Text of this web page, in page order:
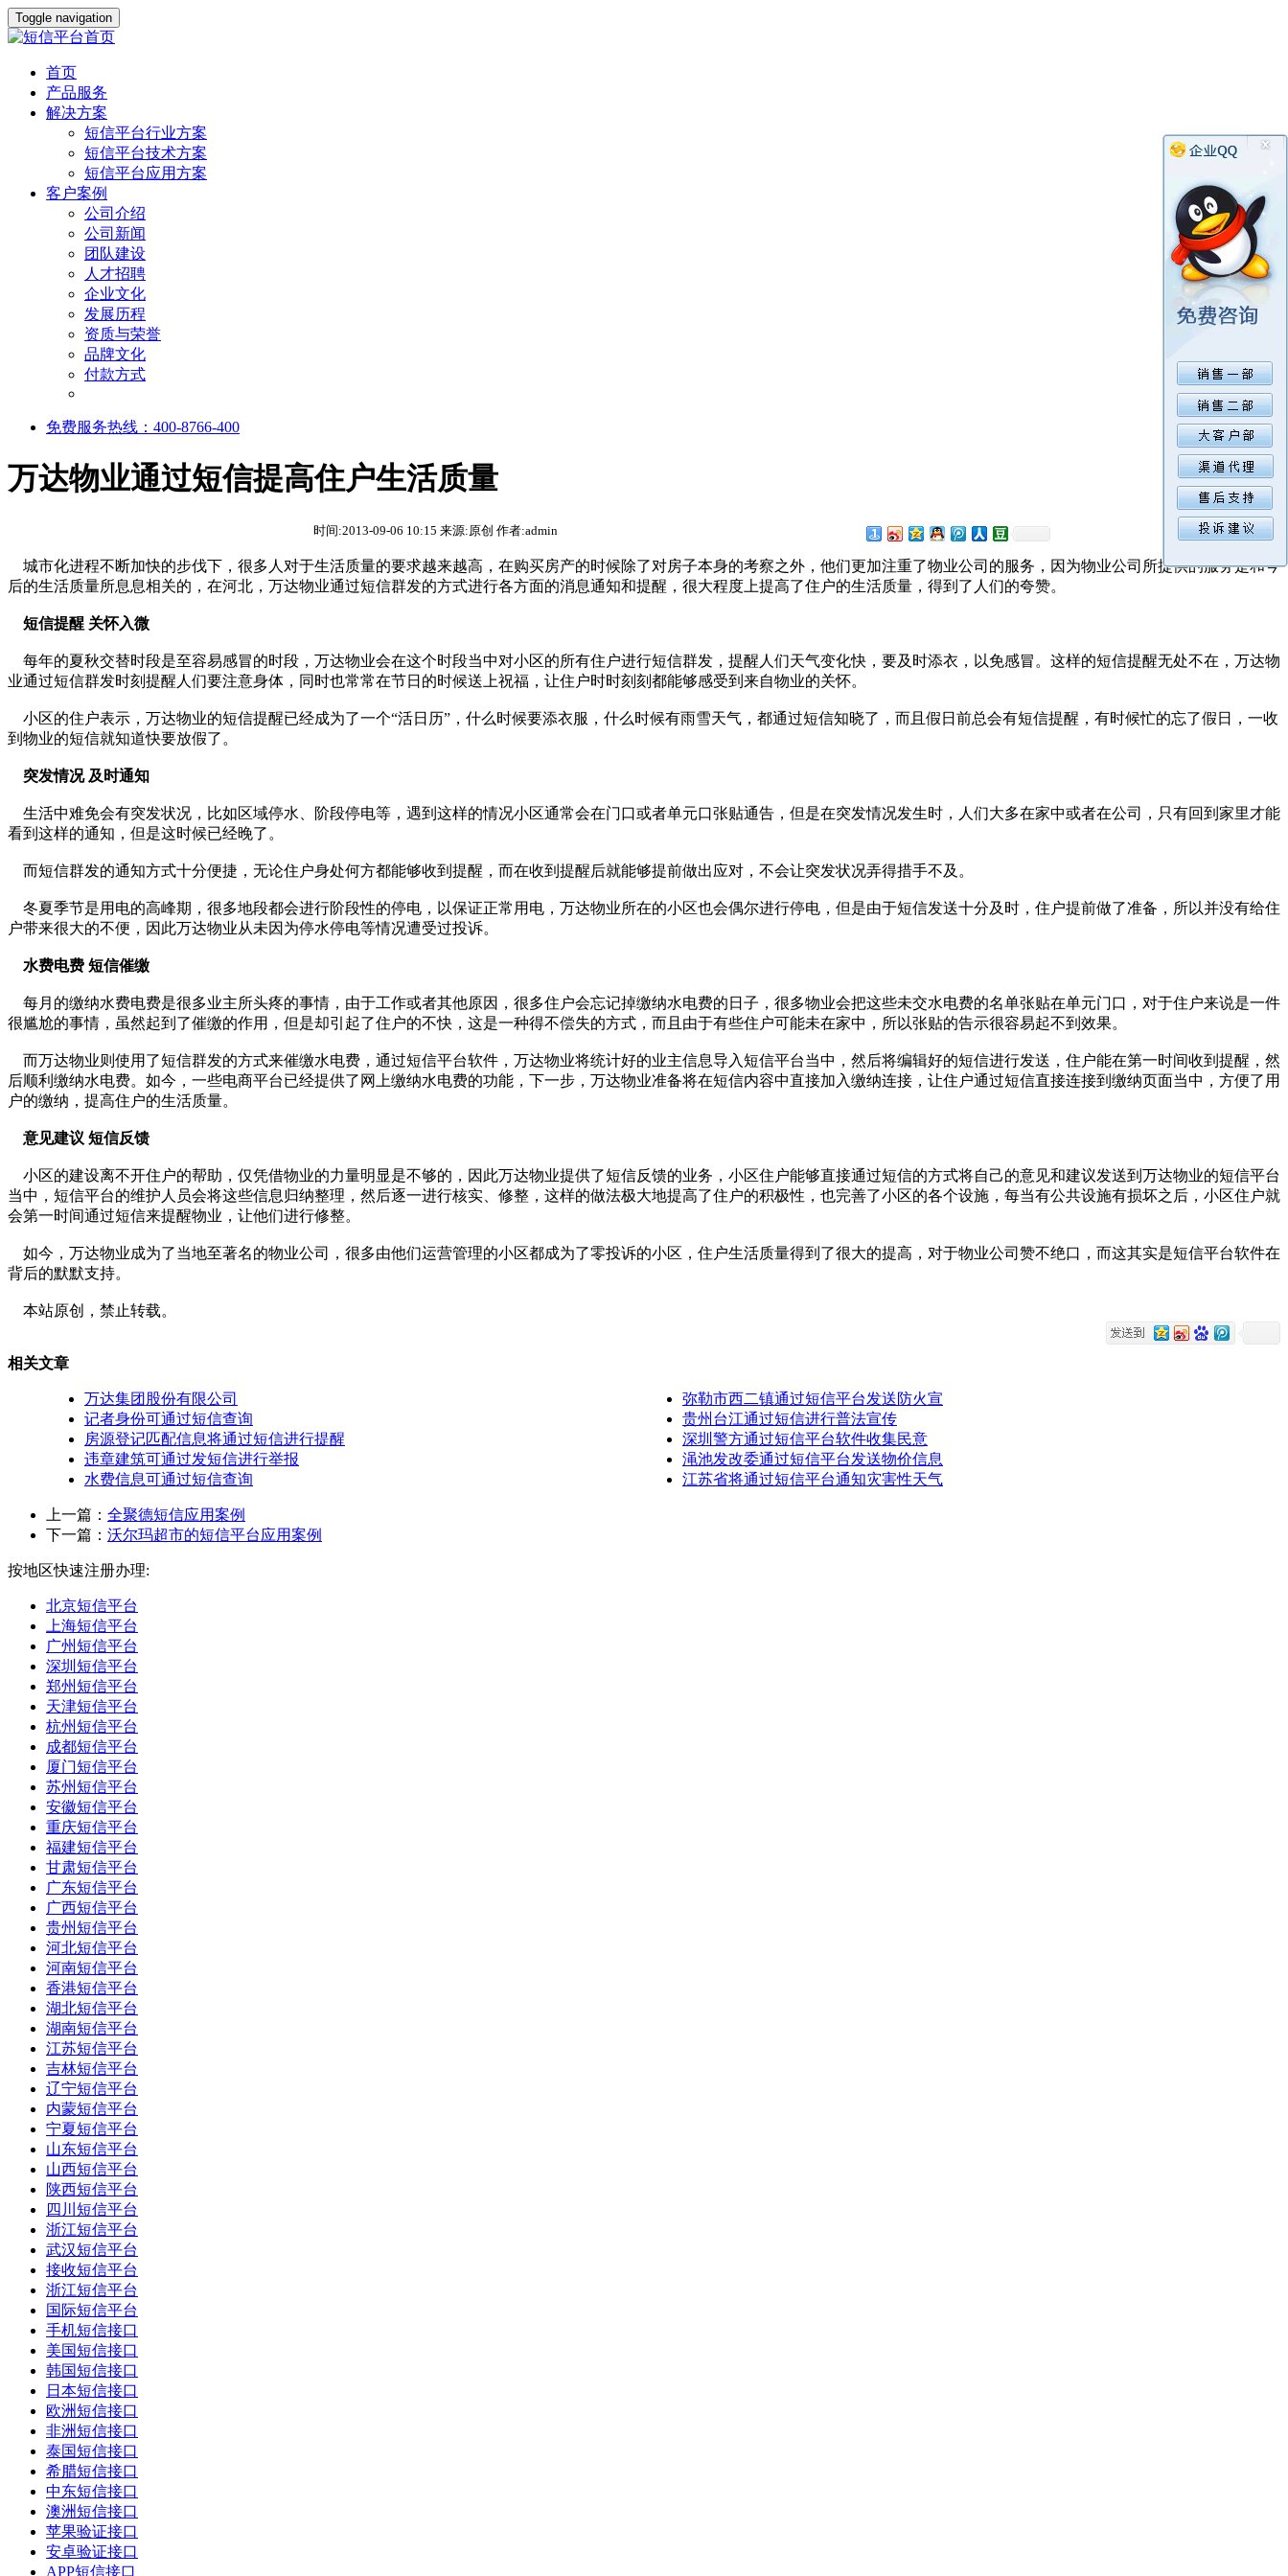
Toggle navigation
首页
产品服务
解决方案
短信平台行业方案
短信平台技术方案
短信平台应用方案
客户案例
公司介绍
公司新闻
团队建设
人才招聘
企业文化
发展历程
资质与荣誉
品牌文化
付款方式
免费服务热线：400-8766-400
万达物业通过短信提高住户生活质量
时间:2013-09-06 10:15 来源:原创 作者:admin
城市化进程不断加快的步伐下，很多人对于生活质量的要求越来越高，在购买房产的时候除了对房子本身的考察之外，他们更加注重了物业公司的服务，因为物业公司所提供的服务是和今
后的生活质量所息息相关的，在河北，万达物业通过短信群发的方式进行各方面的消息通知和提醒，很大程度上提高了住户的生活质量，得到了人们的夸赞。
短信提醒 关怀入微
每年的夏秋交替时段是至容易感冒的时段，万达物业会在这个时段当中对小区的所有住户进行短信群发，提醒人们天气变化快，要及时添衣，以免感冒。这样的短信提醒无处不在，万达物
业通过短信群发时刻提醒人们要注意身体，同时也常常在节日的时候送上祝福，让住户时时刻刻都能够感受到来自物业的关怀。
小区的住户表示，万达物业的短信提醒已经成为了一个“活日历”，什么时候要添衣服，什么时候有雨雪天气，都通过短信知晓了，而且假日前总会有短信提醒，有时候忙的忘了假日，一收
到物业的短信就知道快要放假了。
突发情况 及时通知
生活中难免会有突发状况，比如区域停水、阶段停电等，遇到这样的情况小区通常会在门口或者单元口张贴通告，但是在突发情况发生时，人们大多在家中或者在公司，只有回到家里才能
看到这样的通知，但是这时候已经晚了。
而短信群发的通知方式十分便捷，无论住户身处何方都能够收到提醒，而在收到提醒后就能够提前做出应对，不会让突发状况弄得措手不及。
冬夏季节是用电的高峰期，很多地段都会进行阶段性的停电，以保证正常用电，万达物业所在的小区也会偶尔进行停电，但是由于短信发送十分及时，住户提前做了准备，所以并没有给住
户带来很大的不便，因此万达物业从未因为停水停电等情况遭受过投诉。
水费电费 短信催缴
每月的缴纳水费电费是很多业主所头疼的事情，由于工作或者其他原因，很多住户会忘记掉缴纳水电费的日子，很多物业会把这些未交水电费的名单张贴在单元门口，对于住户来说是一件
很尴尬的事情，虽然起到了催缴的作用，但是却引起了住户的不快，这是一种得不偿失的方式，而且由于有些住户可能未在家中，所以张贴的告示很容易起不到效果。
而万达物业则使用了短信群发的方式来催缴水电费，通过短信平台软件，万达物业将统计好的业主信息导入短信平台当中，然后将编辑好的短信进行发送，住户能在第一时间收到提醒，然
后顺利缴纳水电费。如今，一些电商平台已经提供了网上缴纳水电费的功能，下一步，万达物业准备将在短信内容中直接加入缴纳连接，让住户通过短信直接连接到缴纳页面当中，方便了用
户的缴纳，提高住户的生活质量。
意见建议 短信反馈
小区的建设离不开住户的帮助，仅凭借物业的力量明显是不够的，因此万达物业提供了短信反馈的业务，小区住户能够直接通过短信的方式将自己的意见和建议发送到万达物业的短信平台
当中，短信平台的维护人员会将这些信息归纳整理，然后逐一进行核实、修整，这样的做法极大地提高了住户的积极性，也完善了小区的各个设施，每当有公共设施有损坏之后，小区住户就
会第一时间通过短信来提醒物业，让他们进行修整。
如今，万达物业成为了当地至著名的物业公司，很多由他们运营管理的小区都成为了零投诉的小区，住户生活质量得到了很大的提高，对于物业公司赞不绝口，而这其实是短信平台软件在
背后的默默支持。
本站原创，禁止转载。
相关文章
万达集团股份有限公司
弥勒市西二镇通过短信平台发送防火宣
记者身份可通过短信查询
贵州台江通过短信进行普法宣传
房源登记匹配信息将通过短信进行提醒
深圳警方通过短信平台软件收集民意
违章建筑可通过发短信进行举报
渑池发改委通过短信平台发送物价信息
水费信息可通过短信查询
江苏省将通过短信平台通知灾害性天气
上一篇： 全聚德短信应用案例
下一篇： 沃尔玛超市的短信平台应用案例
按地区快速注册办理:
北京短信平台
上海短信平台
广州短信平台
深圳短信平台
郑州短信平台
天津短信平台
杭州短信平台
成都短信平台
厦门短信平台
苏州短信平台
安徽短信平台
重庆短信平台
福建短信平台
甘肃短信平台
广东短信平台
广西短信平台
贵州短信平台
河北短信平台
河南短信平台
香港短信平台
湖北短信平台
湖南短信平台
江苏短信平台
吉林短信平台
辽宁短信平台
内蒙短信平台
宁夏短信平台
山东短信平台
山西短信平台
陕西短信平台
四川短信平台
浙江短信平台
武汉短信平台
接收短信平台
浙江短信平台
国际短信平台
手机短信接口
美国短信接口
韩国短信接口
日本短信接口
欧洲短信接口
非洲短信接口
泰国短信接口
希腊短信接口
中东短信接口
澳洲短信接口
苹果验证接口
安卓验证接口
APP短信接口